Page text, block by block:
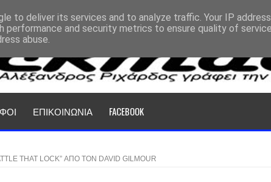
ΕΠΙΚΟΙΝΩΝΙΑ FACEBOOK
THAT LOCK” ΑΠΟ ΤΟΝ DAVID GILMOUR
to deliver its services and to analyze traffic. Your IP
performance and security metrics to ensure quality of
abuse.